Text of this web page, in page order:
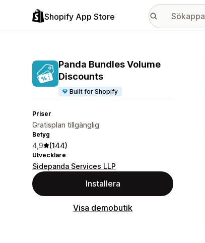
Shopify App Store
Panda Bundles Volume
Discounts
Built for Shopify
Priser
Gratisplan tillgänglig
Betyg
4,9 (144)
Utvecklare
Sidepanda Services LLP
Installera
Visa demobutik